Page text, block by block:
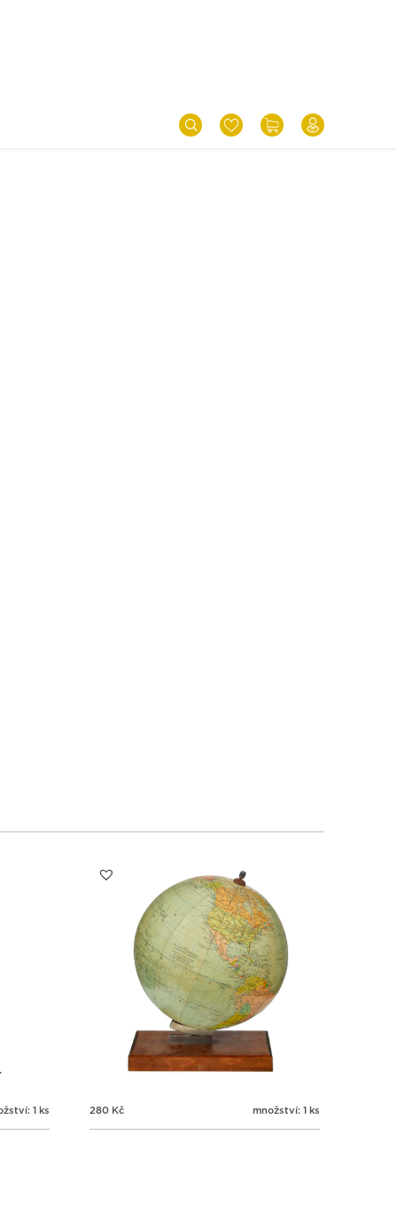
1 ks 280 Kč množství: 1 ks